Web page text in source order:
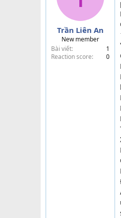
Trần Liên An
New member
Bài viết
1
Reaction score
0